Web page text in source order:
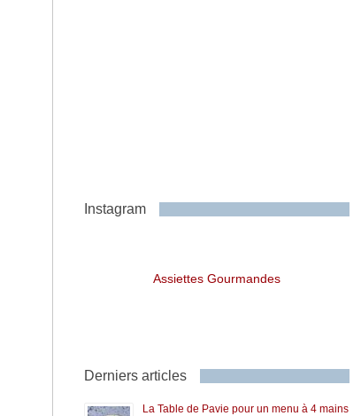
Instagram
Assiettes Gourmandes
Derniers articles
La Table de Pavie pour un menu à 4 mains